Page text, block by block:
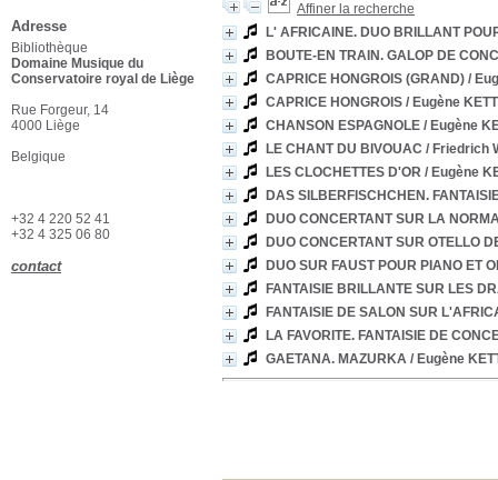
Affiner la recherche
L' AFRICAINE. DUO BRILLANT
BOUTE-EN TRAIN. GALOP DE
CAPRICE HONGROIS (GRAND) /
CAPRICE HONGROIS / Eugène
CHANSON ESPAGNOLE / Eugène
LE CHANT DU BIVOUAC / Friedrich
LES CLOCHETTES D'OR / Eugène
DAS SILBERFISCHCHEN.
DUO CONCERTANT SUR LA
DUO CONCERTANT SUR OTELLO
DUO SUR FAUST POUR PIANO ET
FANTAISIE BRILLANTE SUR LES
FANTAISIE DE SALON SUR
LA FAVORITE. FANTAISIE DE
GAETANA. MAZURKA / Eugène
Adresse
Bibliothèque
Domaine Musique du
Conservatoire royal de Liège
Rue Forgeur, 14
4000 Liège
Belgique
+32 4 220 52 41
+32 4 325 06 80
contact